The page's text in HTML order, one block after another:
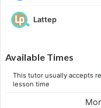
Lattep
Available Times
This tutor usually accepts
lesson time